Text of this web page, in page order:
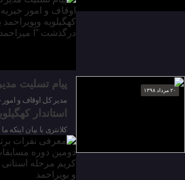
پیام تسلیت
مدیر کل اوقاف و
۲۰ مرداد ۱۳۹۸
استاندار
کلانتری با بیان
۱۷ تیر ۱۳۹۸